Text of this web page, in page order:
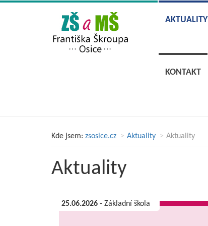
AKTUALITY
KONTAKT
Kde jsem: zsosice.cz Aktuality Aktuality
Aktuality
25.06.2026 - Základní škola